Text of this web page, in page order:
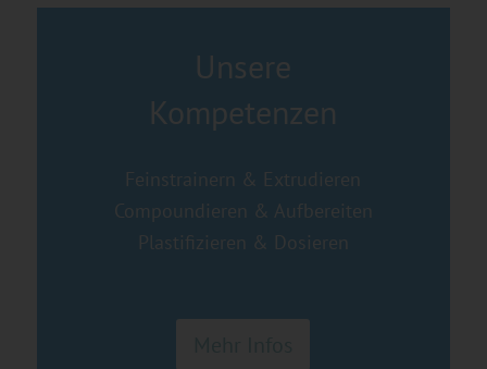
Unsere
Kompetenzen
Feinstrainern & Extrudieren
Compoundieren & Aufbereiten
Plastifizieren & Dosieren